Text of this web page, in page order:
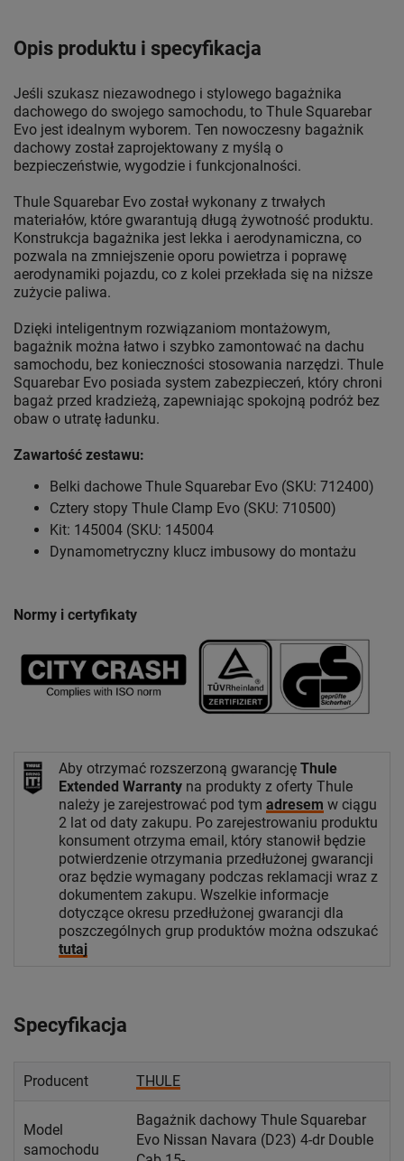
Opis produktu i specyfikacja
Jeśli szukasz niezawodnego i stylowego bagażnika
dachowego do swojego samochodu, to Thule Squarebar
Evo jest idealnym wyborem. Ten nowoczesny bagażnik
dachowy został zaprojektowany z myślą o
bezpieczeństwie, wygodzie i funkcjonalności.
Thule Squarebar Evo został wykonany z trwałych
materiałów, które gwarantują długą żywotność produktu.
Konstrukcja bagażnika jest lekka i aerodynamiczna, co
pozwala na zmniejszenie oporu powietrza i poprawę
aerodynamiki pojazdu, co z kolei przekłada się na niższe
zużycie paliwa.
Dzięki inteligentnym rozwiązaniom montażowym,
bagażnik można łatwo i szybko zamontować na dachu
samochodu, bez konieczności stosowania narzędzi. Thule
Squarebar Evo posiada system zabezpieczeń, który chroni
bagaż przed kradzieżą, zapewniając spokojną podróż bez
obaw o utratę ładunku.
Zawartość zestawu:
Belki dachowe Thule Squarebar Evo (SKU: 712400)
Cztery stopy Thule Clamp Evo (SKU: 710500)
Kit: 145004 (SKU: 145004
Dynamometryczny klucz imbusowy do montażu
Normy i certyfikaty
Aby otrzymać rozszerzoną gwarancję Thule
Extended Warranty na produkty z oferty Thule
należy je zarejestrować pod tym adresem w ciągu
2 lat od daty zakupu. Po zarejestrowaniu produktu
konsument otrzyma email, który stanowił będzie
potwierdzenie otrzymania przedłużonej gwarancji
oraz będzie wymagany podczas reklamacji wraz z
dokumentem zakupu. Wszelkie informacje
dotyczące okresu przedłużonej gwarancji dla
poszczególnych grup produktów można odszukać
tutaj
Specyfikacja
Producent THULE
Model
samochodu
Bagażnik dachowy Thule Squarebar
Evo Nissan Navara (D23) 4-dr Double